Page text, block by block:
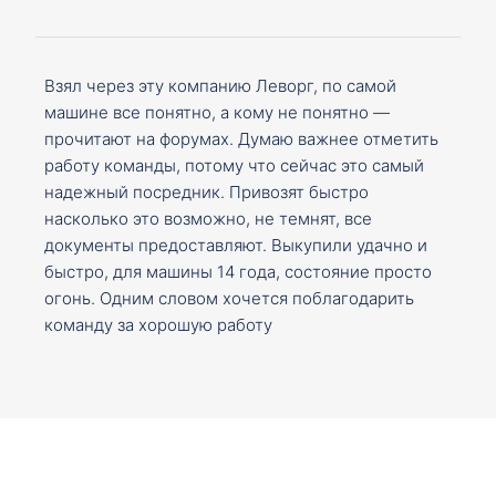
Взял через эту компанию Леворг, по самой
машине все понятно, а кому не понятно —
прочитают на форумах. Думаю важнее отметить
работу команды, потому что сейчас это самый
надежный посредник. Привозят быстро
насколько это возможно, не темнят, все
документы предоставляют. Выкупили удачно и
быстро, для машины 14 года, состояние просто
огонь. Одним словом хочется поблагодарить
команду за хорошую работу